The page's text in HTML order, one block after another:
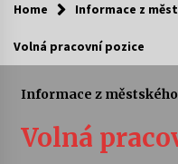
Kam za
Sukuba
Vernisáž
Home Informace z
Volná pracovní pozice
Informace z
Volná